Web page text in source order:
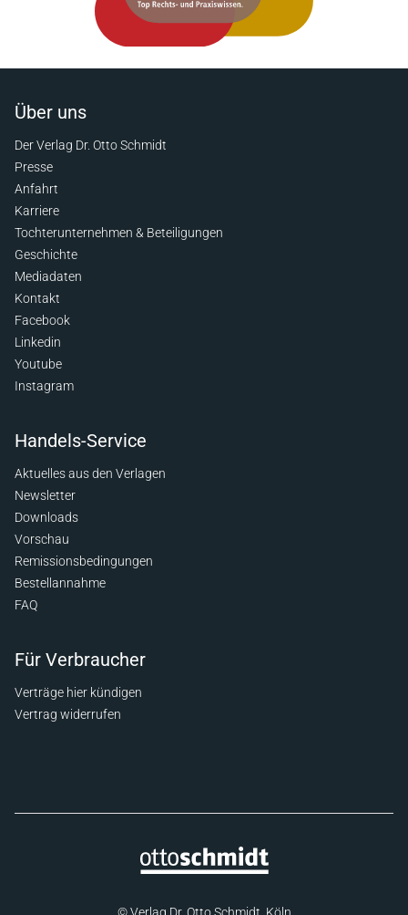
Über uns
Der Verlag Dr. Otto Schmidt
Presse
Anfahrt
Karriere
Tochterunternehmen & Beteiligungen
Geschichte
Mediadaten
Kontakt
Facebook
Linkedin
Youtube
Instagram
Handels-Service
Aktuelles aus den Verlagen
Newsletter
Downloads
Vorschau
Remissionsbedingungen
Bestellannahme
FAQ
Für Verbraucher
Verträge hier kündigen
Vertrag widerrufen
© Verlag Dr. Otto Schmidt, Köln